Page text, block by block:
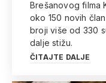
Brešanovog filma
oko 150 novih
broji više od 330
dalje stižu.
ČITAJTE DALJE